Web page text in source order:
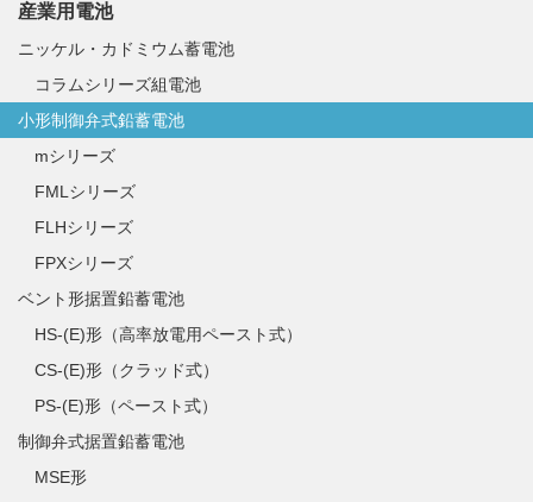
産業用電池
ニッケル・カドミウム蓄電池
コラムシリーズ組電池
小形制御弁式鉛蓄電池
mシリーズ
FMLシリーズ
FLHシリーズ
FPXシリーズ
ベント形据置鉛蓄電池
HS-(E)形（高率放電用ペースト式）
CS-(E)形（クラッド式）
PS-(E)形（ペースト式）
制御弁式据置鉛蓄電池
MSE形